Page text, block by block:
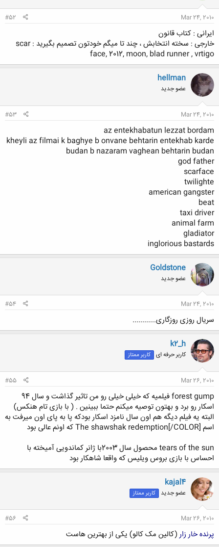
Mar 24, 2010
#52
ایرانی : کتاب قانون
خارجی : سخته انتخابش ، چند تا میگم خودتون تصمیم بگیرید : scar
face, 2012, moon, blad runner , vrtigo
hellman
عضو جدید
Mar 24, 2010
#53
az entekhabatun lezzat bordam
kheyli az filmai k baghye b onvane behtarin entekhab karde
budan b nazaram vaghean behtarin budan
god father
scarface
twilighte
american gangster
beat
taxi driver
animal farm
gladiator
inglorious bastards
Goldstone
عضو جدید
Mar 24, 2010
#54
سریال روزی روزگاری............
k2_h
کاربر حرفه ای کاربر ممتاز
Mar 26, 2010
#55
forest gump فیلمیه که خیلی خیلی رو من تاثیر گذاشت و سال 94
اسکار رو برد و بهتون توصیه میکنم حتما ببینین . ( با بازی تام هنکس)
البته یه فیلم دیگه هم اون سال نامزد اسکار بودکه پا به پای اون میرفت به
اسم The shawshak redemption[/COLOR] که اونم عالی بود
tears of the sun محصول سال 2003با ژانر کماندویی آمیخته با
احساس با بازی بروس ویلیس که واقعا شاهکار بود
kajal4
عضو جدید کاربر ممتاز
Mar 26, 2010
#56
پرنده خار زار(کالین مک کالو) یکی از بهترین هاست